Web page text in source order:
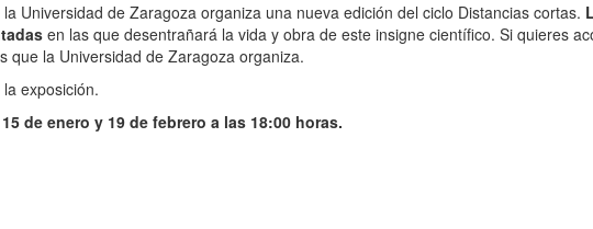
Universidad de Zaragoza organiza una nueva edición del ciclo Distancias cortas.
en las que desentrañará la vida y obra de este insigne científico. Si quieres
que la Universidad de Zaragoza organiza.
exposición.
de enero y 19 de febrero a las 18:00 horas.